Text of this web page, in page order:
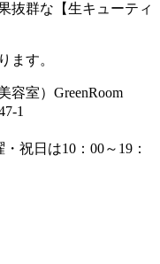
抜群な【生キューティ
ます。
容室）GreenRoom
1
祝日は10：00～19：